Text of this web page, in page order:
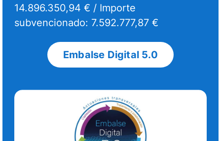
14.896.350,94 € / Importe
subvencionado: 7.592.777,87 €
Embalse Digital 5.0